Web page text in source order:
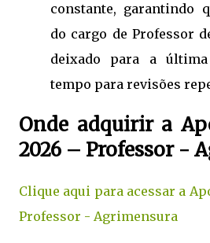
constante, garantindo
do cargo de Professor
deixado para a
tempo para revisões
Onde adquirir a
2026 – Professor -
Clique aqui para acessar a
Professor - Agrimensura